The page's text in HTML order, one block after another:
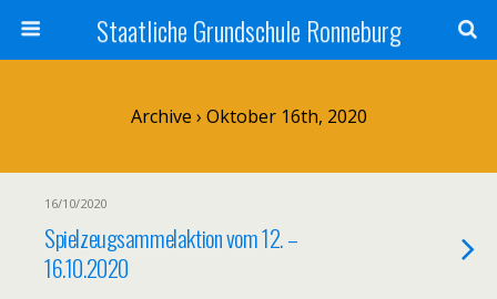
Staatliche Grundschule Ronneburg
Archive › Oktober 16th, 2020
16/10/2020
Spielzeugsammelaktion vom 12. –
16.10.2020